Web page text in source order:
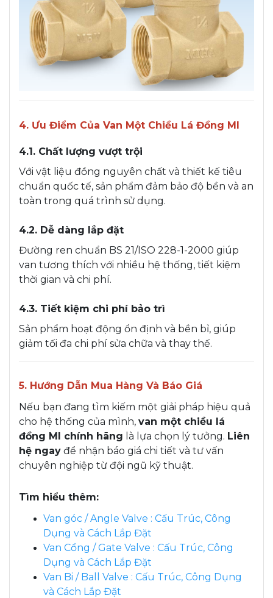
4. Ưu Điểm Của Van Một Chiều Lá Đồng MI
4.1. Chất lượng vượt trội
Với vật liệu đồng nguyên chất và thiết kế tiêu
chuẩn quốc tế, sản phẩm đảm bảo độ bền và an
toàn trong quá trình sử dụng.
4.2. Dễ dàng lắp đặt
Đường ren chuẩn BS 21/ISO 228-1-2000 giúp
van tương thích với nhiều hệ thống, tiết kiệm
thời gian và chi phí.
4.3. Tiết kiệm chi phí bảo trì
Sản phẩm hoạt động ổn định và bền bỉ, giúp
giảm tối đa chi phí sửa chữa và thay thế.
5. Hướng Dẫn Mua Hàng Và Báo Giá
Nếu bạn đang tìm kiếm một giải pháp hiệu quả
cho hệ thống của mình, van một chiều lá
đồng MI chính hãng là lựa chọn lý tưởng. Liên
hệ ngay để nhận báo giá chi tiết và tư vấn
chuyên nghiệp từ đội ngũ kỹ thuật.
Tìm hiểu thêm:
Van góc / Angle Valve : Cấu Trúc, Công
Dụng và Cách Lắp Đặt
Van Cổng / Gate Valve : Cấu Trúc, Công
Dụng và Cách Lắp Đặt
Van Bi / Ball Valve : Cấu Trúc, Công Dụng
và Cách Lắp Đặt